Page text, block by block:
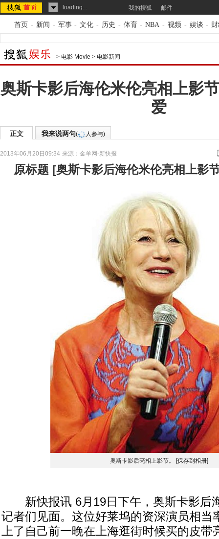
loading... 我的搜狐 邮件
首页 - 新闻 - 军事 - 文化 - 历史 - 体育 - NBA - 视频 - 娱谈 -
> 电影 Movie > 电影新闻
奥斯卡影后海伦米伦亮相上影
爱
正文 我来说两句( 人参与)
2013年06月20日09:34 来源： 金羊网-新快报
原标题 [奥斯卡影后海伦米伦亮相上影
奥斯卡影后亮相上影节。 [保存到相册]
新快报讯 6月19日下午，奥斯卡影后
记者们见面。这位好莱坞的资深演员相当
上了自己前一晚在上海逛街时候买的皮带